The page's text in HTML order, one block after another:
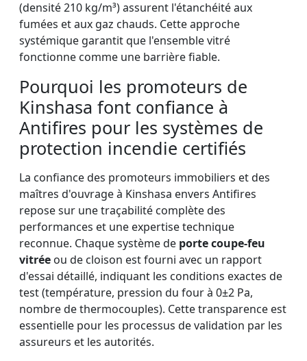
(densité 210 kg/m³) assurent l'étanchéité aux
fumées et aux gaz chauds. Cette approche
systémique garantit que l'ensemble vitré
fonctionne comme une barrière fiable.
Pourquoi les promoteurs de
Kinshasa font confiance à
Antifires pour les systèmes de
protection incendie certifiés
La confiance des promoteurs immobiliers et des
maîtres d'ouvrage à Kinshasa envers Antifires
repose sur une traçabilité complète des
performances et une expertise technique
reconnue. Chaque système de porte coupe-feu
vitrée ou de cloison est fourni avec un rapport
d'essai détaillé, indiquant les conditions exactes de
test (température, pression du four à 0±2 Pa,
nombre de thermocouples). Cette transparence est
essentielle pour les processus de validation par les
assureurs et les autorités.